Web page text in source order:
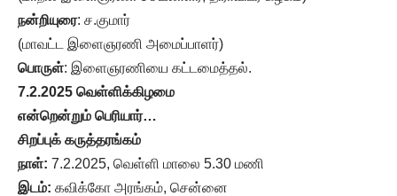
நன்றியுரை: ச.குமார்
(மாவட்ட இளைஞரணி அமைப்பாளர்)
பொருள்: இளைஞரணியை கட்டமைத்தல்.
7.2.2025 வெள்ளிக்கிழமை
என்றென்றும் பெரியார்…
சிறப்புக் கருத்தரங்கம்
நாள்: 7.2.2025, வெள்ளி மாலை 5.30 மணி
இடம்: கவிக்கோ அரங்கம், சென்னை